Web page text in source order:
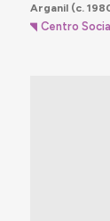
Arganil(c.
Centro